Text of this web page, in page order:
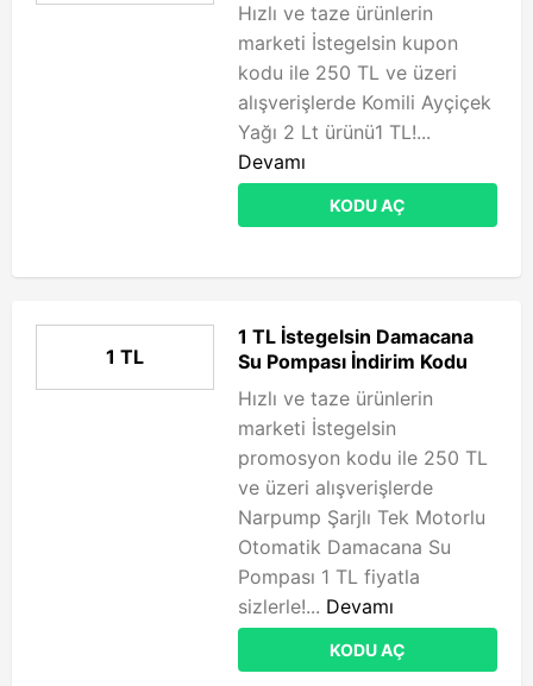
Hızlı ve taze ürünlerin
marketi İstegelsin kupon
kodu ile 250 TL ve üzeri
alışverişlerde Komili Ayçiçek
Yağı 2 Lt ürünü1 TL!...
Devamı
KODU AÇ
1 TL
1 TL İstegelsin Damacana
Su Pompası İndirim Kodu
Hızlı ve taze ürünlerin
marketi İstegelsin
promosyon kodu ile 250 TL
ve üzeri alışverişlerde
Narpump Şarjlı Tek Motorlu
Otomatik Damacana Su
Pompası 1 TL fiyatla
sizlerle!... Devamı
KODU AÇ